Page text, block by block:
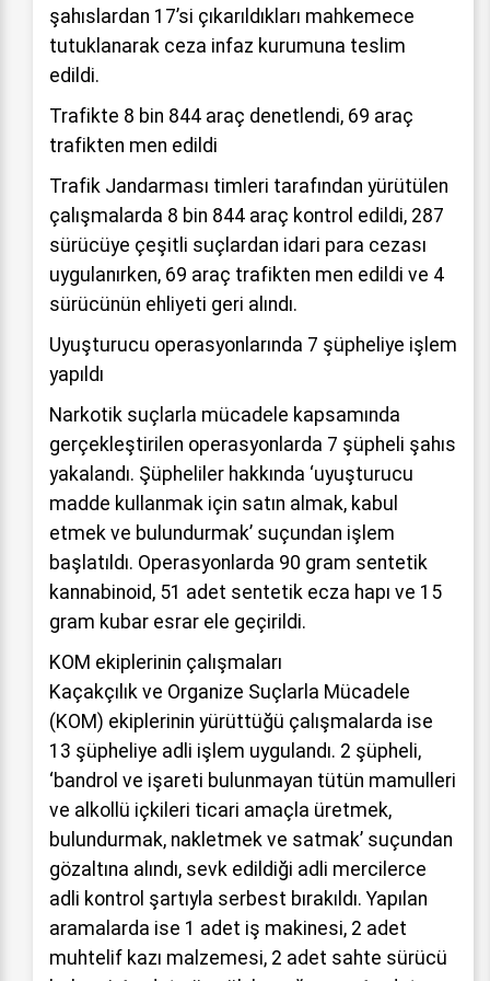
şahıslardan 17’si çıkarıldıkları mahkemece
tutuklanarak ceza infaz kurumuna teslim
edildi.
Trafikte 8 bin 844 araç denetlendi, 69 araç
trafikten men edildi
Trafik Jandarması timleri tarafından yürütülen
çalışmalarda 8 bin 844 araç kontrol edildi, 287
sürücüye çeşitli suçlardan idari para cezası
uygulanırken, 69 araç trafikten men edildi ve 4
sürücünün ehliyeti geri alındı.
Uyuşturucu operasyonlarında 7 şüpheliye işlem
yapıldı
Narkotik suçlarla mücadele kapsamında
gerçekleştirilen operasyonlarda 7 şüpheli şahıs
yakalandı. Şüpheliler hakkında ‘uyuşturucu
madde kullanmak için satın almak, kabul
etmek ve bulundurmak’ suçundan işlem
başlatıldı. Operasyonlarda 90 gram sentetik
kannabinoid, 51 adet sentetik ecza hapı ve 15
gram kubar esrar ele geçirildi.
KOM ekiplerinin çalışmaları
Kaçakçılık ve Organize Suçlarla Mücadele
(KOM) ekiplerinin yürüttüğü çalışmalarda ise
13 şüpheliye adli işlem uygulandı. 2 şüpheli,
‘bandrol ve işareti bulunmayan tütün mamulleri
ve alkollü içkileri ticari amaçla üretmek,
bulundurmak, nakletmek ve satmak’ suçundan
gözaltına alındı, sevk edildiği adli mercilerce
adli kontrol şartıyla serbest bırakıldı. Yapılan
aramalarda ise 1 adet iş makinesi, 2 adet
muhtelif kazı malzemesi, 2 adet sahte sürücü